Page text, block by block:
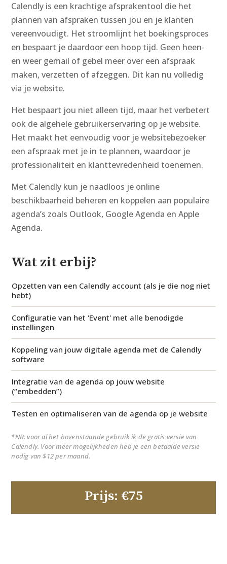
Calendly is een krachtige afsprakentool die het
plannen van afspraken tussen jou en je klanten
vereenvoudigt. Het stroomlijnt het boekingsproces
en bespaart je daardoor een hoop tijd. Geen heen-
en weer gemail of gebel meer over een afspraak
maken, verzetten of afzeggen. Dit kan nu volledig
via je website.
Het bespaart jou niet alleen tijd, maar het verbetert
ook de algehele gebruikerservaring op je website.
Het maakt het eenvoudig voor je websitebezoeker
een afspraak met je in te plannen, waardoor je
professionaliteit en klanttevredenheid toenemen.
Met Calendly kun je naadloos je online
beschikbaarheid beheren en koppelen aan populaire
agenda’s zoals Outlook, Google Agenda en Apple
Agenda.
Wat zit erbij?
Opzetten van een Calendly account (als je die nog niet
hebt)
Configuratie van het 'Event' met alle benodigde
instellingen
Koppeling van jouw digitale agenda met de Calendly
software
Integratie van de agenda op jouw website
(“embedden”)
Testen en optimaliseren van de agenda op je website
*NB: voor al het bovenstaande gebruik ik de gratis versie van
Calendly. Voor meer mogelijkheden heb je een betaalde versie
nodig van $12 per maand.
Prijs: €75